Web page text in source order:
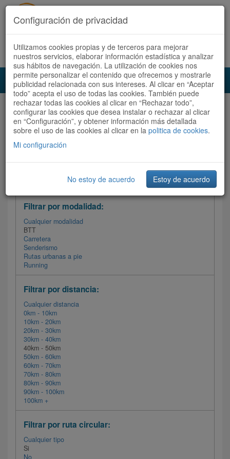
Acceder Registrate ahora Español | Català
Audioruta Todas las rutas
Todas las rutas
Ordenar por: Más recientes /
Filtrar las rutas
Filtrar por modalidad:
Cualquier modalidad
BTT
Carretera
Senderismo
Rutas urbanas a pie
Running
Filtrar por distancia:
Cualquier distancia
0km - 10km
10km - 20km
20km - 30km
30km - 40km
40km - 50km
50km - 60km
60km - 70km
70km - 80km
80km - 90km
90km - 100km
100km +
Filtrar por ruta circular:
Cualquier tipo
Si
No
Configuración de privacidad
Utilizamos cookies propias y de terceros para mejorar
nuestros servicios, elaborar información estadística y analizar
sus hábitos de navegación. La utilización de cookies nos
permite personalizar el contenido que ofrecemos y mostrarle
publicidad relacionada con sus intereses. Al clicar en “Aceptar
todo” acepta el uso de todas las cookies. También puede
rechazar todas las cookies al clicar en “Rechazar todo”,
configurar las cookies que desea instalar o rechazar al clicar
en “Configuración”, y obtener información más detallada
sobre el uso de las cookies al clicar en la politica de cookies.
Mi configuración
No estoy de acuerdo Estoy de acuerdo